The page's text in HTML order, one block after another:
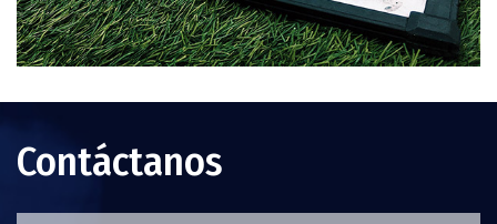
Contáctanos